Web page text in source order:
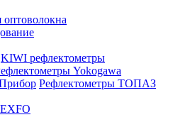
оптоволокна
KIWI рефлектометры
Yokogawa
Рефлектометры ТОПАЗ